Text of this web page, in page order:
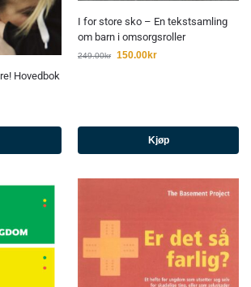
Hovedbok
I for store sko – En tekstsamling
om barn i omsorgsroller
249.00kr 150.00kr
Kjøp